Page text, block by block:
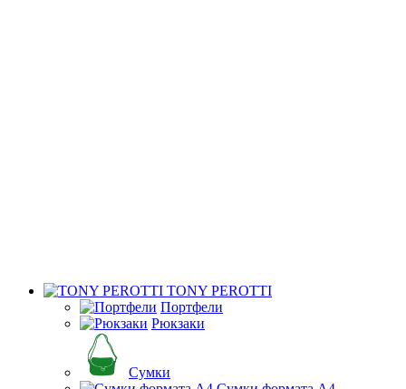
TONY PEROTTI
Портфели
Рюкзаки
Сумки